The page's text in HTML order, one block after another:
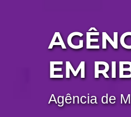
EM
Agência de